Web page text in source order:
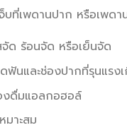
ที่เพดานปาก หรือเพด
จัด ร้อนจัด หรือเย็นจัด
ฟันและช่องปากที่รุนแรง
งดื่มแอลกอฮอล์
มาะสม